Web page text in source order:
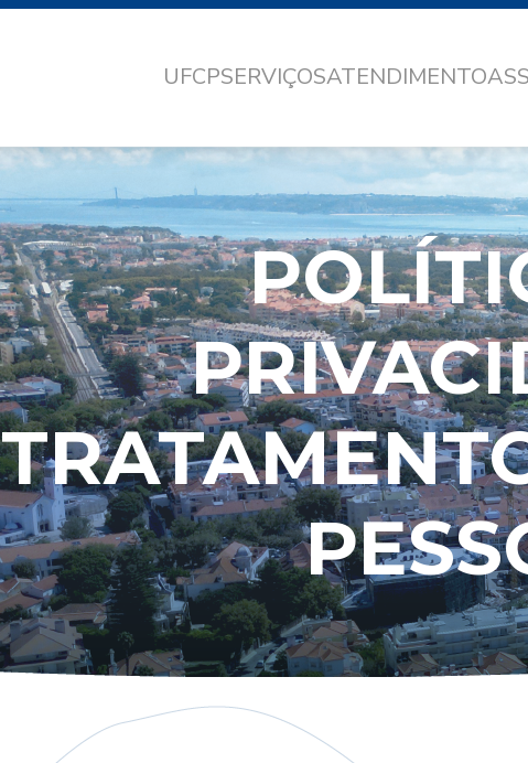
UFCPSERVIÇOSATENDIMENTO